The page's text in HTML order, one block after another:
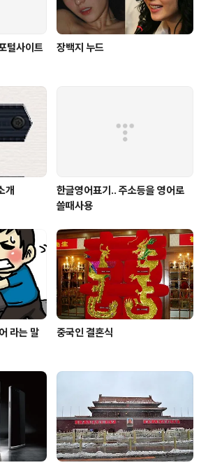
털사이트
장백지 누드
개
한글영어표기.. 주소등을 영어로
쓸때사용
라는 말
중국인 결혼식